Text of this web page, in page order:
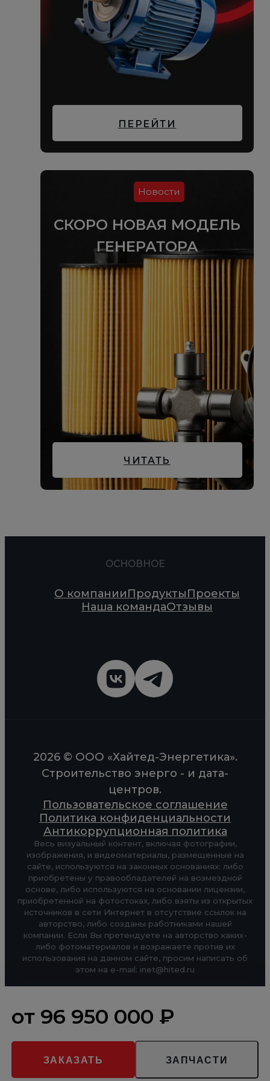
от 96 950 000 ₽
ЗАКАЗАТЬ ЗАПЧАСТИ
ПЕРЕЙТИ
Новости
СКОРО НОВАЯ МОДЕЛЬ
ГЕНЕРАТОРА
ЧИТАТЬ
ОСНОВНОЕ
О компанииПродуктыПроекты
Наша командаОтзывы
2026 © ООО «Хайтед-Энергетика».
Строительство энерго - и дата-
центров.
Пользовательское соглашение
Политика конфиденциальности
Антикоррупционная политика
Весь визуальный контент, включая фотографии,
изображения, и видеоматериалы, размещенные на
сайте, используются на законных основаниях: либо
приобретены у правообладателей на возмездной
основе, либо используются на основании лицензии,
приобретенной на фотостоках, либо взяты из открытых
источников в сети Интернет в отсутствие ссылок на
авторство, либо созданы работниками нашей
компании. Если Вы претендуете на авторство каких-
либо фотоматериалов и возражаете против их
использования на данном сайте, просим написать об
этом на e-mail: inet@hited.ru